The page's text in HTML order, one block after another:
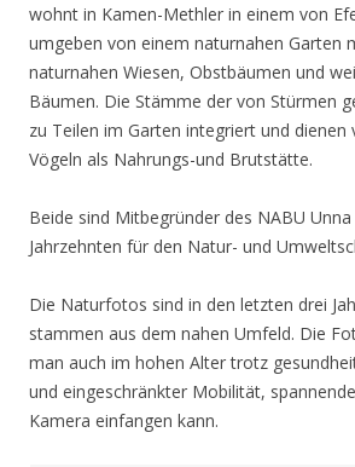
wohnt in Kamen-Methler in einem von
umgeben von einem naturnahen Garten
naturnahen Wiesen, Obstbäumen und
Bäumen. Die Stämme der von Stürmen
zu Teilen im Garten integriert und dienen
Vögeln als Nahrungs-und Brutstätte.
Beide sind Mitbegründer des NABU
Jahrzehnten für den Natur- und
Die Naturfotos sind in den letzten drei
stammen aus dem nahen Umfeld. Die
man auch im hohen Alter trotz
und eingeschränkter Mobilität,
Kamera einfangen kann.